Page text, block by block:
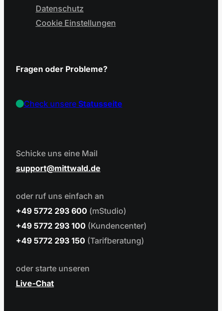
Datenschutz
Cookie Einstellungen
Fragen oder Probleme?
Check unsereStatusseite
Schicke uns eine Mail
support
mittwald.de
oder ruf uns einfach an
+49 5772 293 600 (mStudio)
+49 5772 293 100 (Kundencenter)
+49 5772 293 150 (Tarifberatung)
oder starte unseren
Live-Chat